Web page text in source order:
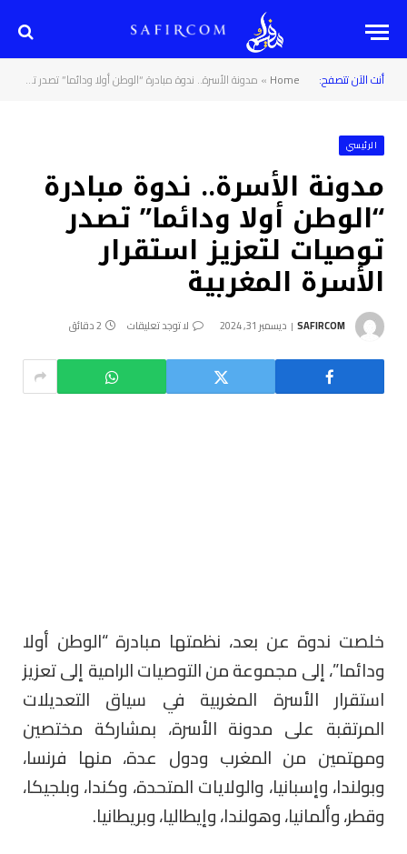
أنت الآن تتصفح: Home
» مدونة الأسرة.. ندوة مبادرة “الوطن أولا ودائما” تصدر توصيات لتعزيز استقرار الأسرة المغربية
الرئيسي
مدونة الأسرة.. ندوة مبادرة
“الوطن أولا ودائما” تصدر
توصيات لتعزيز استقرار
الأسرة المغربية
SAFIRCOM ديسمبر 31, 2024 لا توجد تعليقات 2 دقائق
خلصت ندوة عن بعد، نظمتها مبادرة “الوطن أولا
ودائما”، إلى مجموعة من التوصيات الرامية إلى تعزيز
استقرار الأسرة المغربية في سياق التعديلات
المرتقبة على مدونة الأسرة، بمشاركة مختصين
ومهتمين من المغرب ودول عدة، منها فرنسا،
وبولندا، وإسبانيا، والولايات المتحدة، وكندا، وبلجيكا،
وقطر، وألمانيا، وهولندا، وإيطاليا، وبريطانيا.